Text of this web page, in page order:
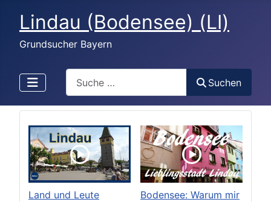
Lindau (Bodensee) (LI)
Grundsucher Bayern
Suchen
Land und Leute
Bodensee: Warum mir